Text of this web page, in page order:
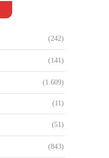
(242)
(141)
(1.609)
(11)
(51)
(843)